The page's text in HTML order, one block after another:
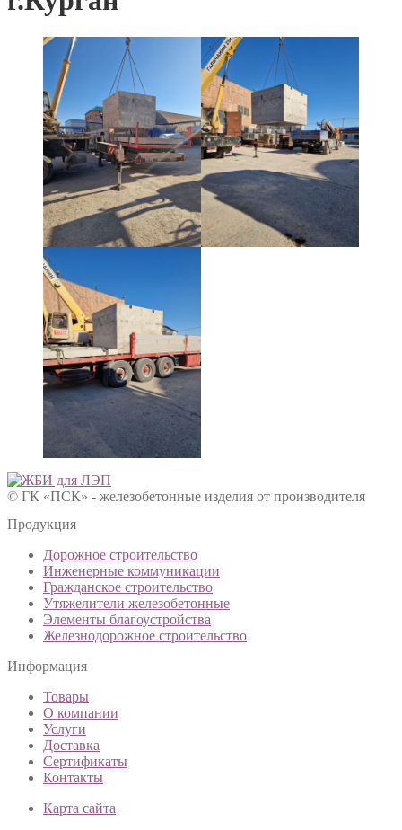
© ГК «ПСК» - железобетонные изделия от производителя
Продукция
Дорожное строительство
Инженерные коммуникации
Гражданское строительство
Утяжелители железобетонные
Элементы благоустройства
Железнодорожное строительство
Информация
Товары
О компании
Услуги
Доставка
Сертификаты
Контакты
Карта сайта